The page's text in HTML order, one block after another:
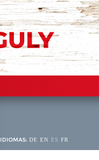
IDIOMAS: DE EN ES FR